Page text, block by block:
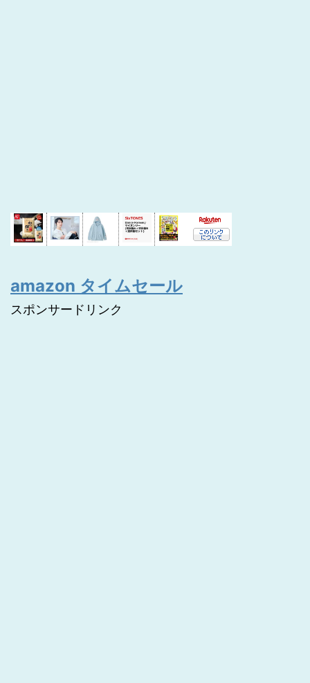
amazon タイムセール
スポンサードリンク